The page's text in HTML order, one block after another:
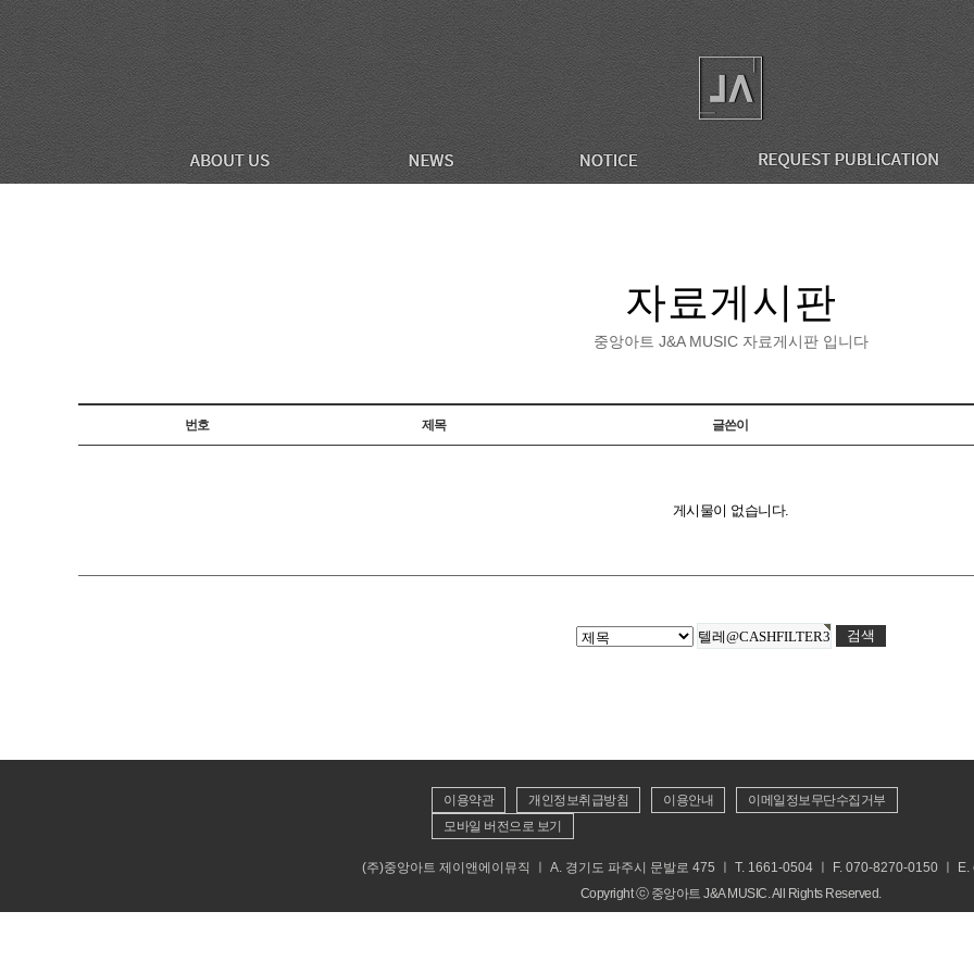
자료게시판
중앙아트 J&A MUSIC 자료게시판 입니다
번호 제목 글쓴이
게시물이 없습니다.
이용약관 개인정보취급방침 이용안내
이메일정보무단수집거부
모바일 버전으로 보기
(주)중앙아트 제이앤에이뮤직 ㅣ A. 경기도 파주시 문발로 475 ㅣ T. 1661-0504 ㅣ F. 070-8270-0150 ㅣ
Copyright ⓒ 중앙아트 J&A MUSIC. All Rights Reserved.